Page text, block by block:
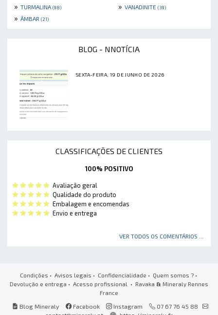
» TURMALINA (98) » VANADINITE (39)
» ÂMBAR (21)
BLOG - NNOTÍCIA
SEXTA-FEIRA, 19 DE JUNHO DE 2026
CLASSIFICAÇÕES DE CLIENTES
100% POSITIVO
Avaliação geral
Qualidade do produto
Embalagem e encomendas
Envio e entrega
VER TODOS OS COMENTÁRIOS ...
Condições • Avisos legais • Confidencialidade • Quem somos ?•
Devolução e entrega • Acesso profissional • Ravaka & Mineraly Rennes
France
Blog Mineraly
Facebook Instagram
07 67 76 45 88